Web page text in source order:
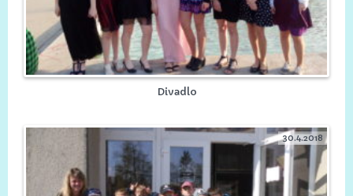
Divadlo
30.4.2018